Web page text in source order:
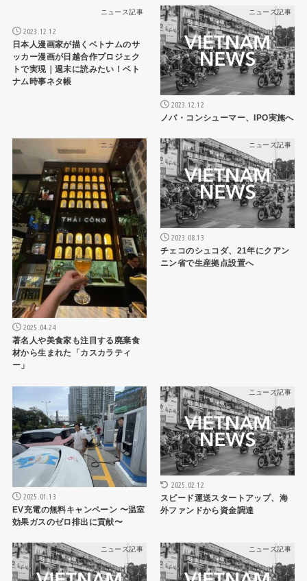
ニュース記事
2023.12.12
日本人漫画家が描くベトナムのサ
ッカー漫画が日越合作プロジェク
トで実現｜週末に読みたい！ベト
ナム時事ネタ帳
ニュース記事
2023.12.12
ノバ・コンシューマー、IPO実施へ
ニュース記事
2025.04.24
著名人や美食家も注目する廃棄食
材から生まれた「カスカラティ
ー」
ニュース記事
2023.08.13
チェコのシュコダ、21年にクアン
ニン省で生産拠点設置へ
ニュース記事
2025.01.13
EV充電の無料キャンペーン 〜温室
効果ガスのゼロ排出に貢献〜
ニュース記事
2025.02.12
スピード運送スタートアップ、海
外ファンドから資金調達
ニュース記事 ニュース記事